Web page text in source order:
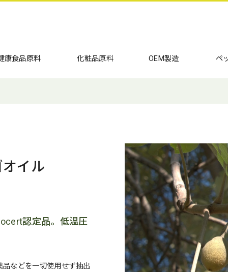
康食品原料 化粧品原料 OEM製造 ペ
イル
認定品。低温圧
などを一切使用せず抽出